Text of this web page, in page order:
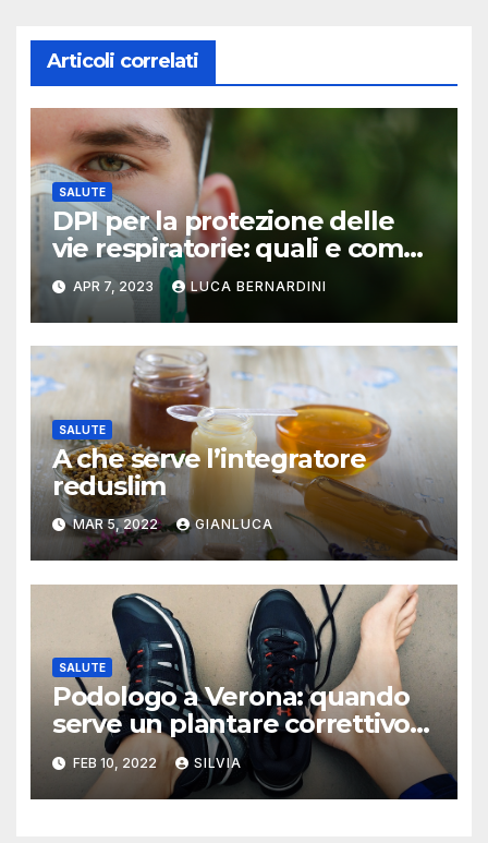
Articoli correlati
SALUTE
DPI per la protezione delle
vie respiratorie: quali e come
usarli
APR 7, 2023 LUCA BERNARDINI
SALUTE
A che serve l’integratore
reduslim
MAR 5, 2022 GIANLUCA
SALUTE
Podologo a Verona: quando
serve un plantare correttivo
per il piede piatto
FEB 10, 2022 SILVIA